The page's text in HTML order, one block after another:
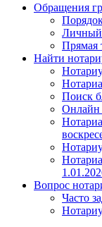
Обращения
Прямая
Найти
Поиск
Онлайн
Вопрос
Часто